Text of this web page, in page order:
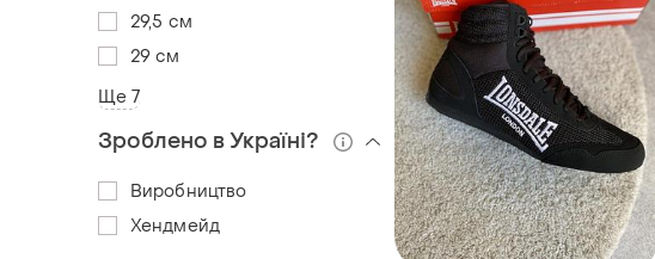
29,5 см
29 см
Ще 7
Зроблено в Україні?
Виробництво
Хендмейд